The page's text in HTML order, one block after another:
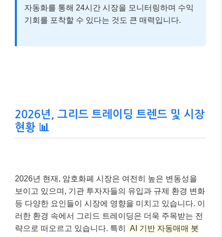
자동화를 통해 24시간 시장을 모니터링하며 수익
기회를 포착할 수 있다는 것도 큰 매력입니다.
2026년, 그리드 트레이딩 트렌드 및 시장
현황 📊
2026년 현재, 암호화폐 시장은 여전히 높은 변동성을
보이고 있으며, 기관 투자자들의 유입과 규제 환경 변화
등 다양한 요인들이 시장에 영향을 미치고 있습니다. 이
러한 환경 속에서 그리드 트레이딩은 더욱 주목받는 전
략으로 떠오르고 있습니다. 특히
AI 기반 자동매매 봇